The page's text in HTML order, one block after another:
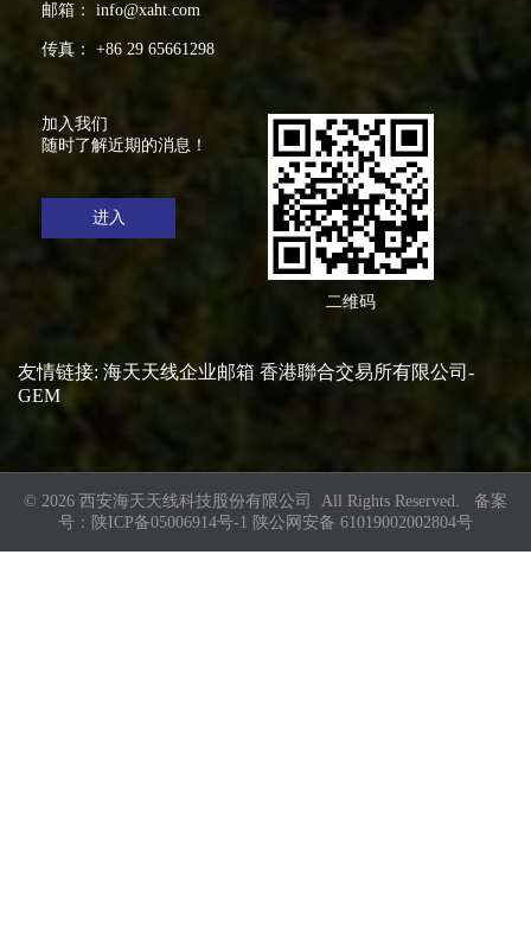
邮箱： info@xaht.com
传真： +86 29 65661298
加入我们
随时了解近期的消息！
进入
二维码
友情链接: 海天天线企业邮箱 香港聯合交易所有限公司-
GEM
© 2026 西安海天天线科技股份有限公司 All Rights Reserved. 备案
号： 陕ICP备05006914号-1 陕公网安备 61019002002804号